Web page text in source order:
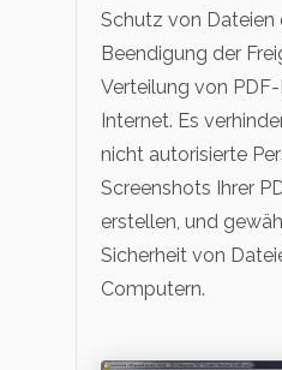
Schutz von Dateien
Beendigung der
Verteilung von
Internet. Es
nicht autorisierte
Screenshots Ihrer
erstellen, und
Sicherheit von
Computern.